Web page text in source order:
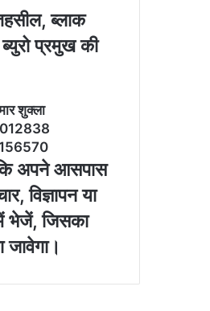
ब्‍लाक
प्रमुख की
शुक्‍ला
अपने आसपास
विज्ञापन या
भेजें, जिसका
जावेगा।